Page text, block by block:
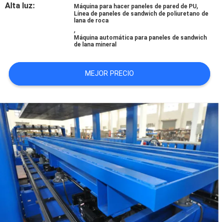
NOTICIAS
Alta luz: Máquina para hacer paneles de pared de PU,
Línea de paneles de sandwich de poliuretano de
lana de roca
,
Máquina automática para paneles de sandwich
de lana mineral
MEJOR PRECIO